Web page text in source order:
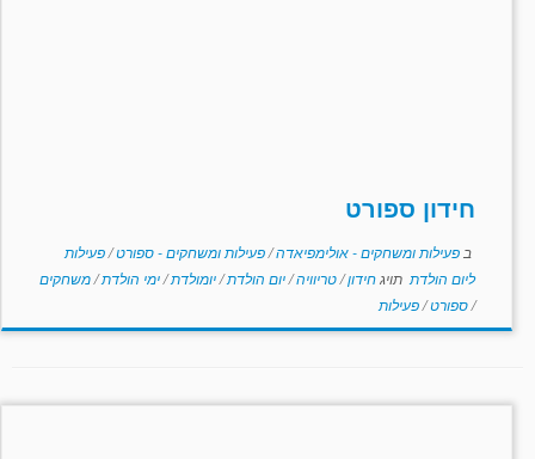
חידון ספורט
ב פעילות ומשחקים - אולימפיאדה/פעילות ומשחקים - ספורט/פעילות
ליום הולדת תויגחידון/טריוויה/יום הולדת/יומולדת/ימי הולדת/משחקים
/ספורט/פעילות